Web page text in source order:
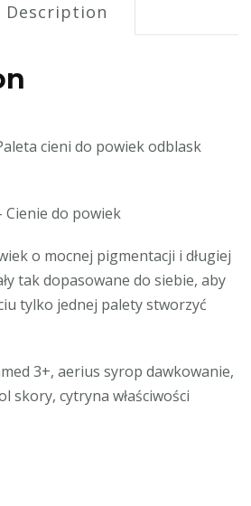
Description
cieni do powiek odblask
do powiek
o mocnej pigmentacji i długiej
tak dopasowane do siebie, aby
tylko jednej palety stworzyć
3+, aerius syrop dawkowanie,
skory, cytryna właściwości